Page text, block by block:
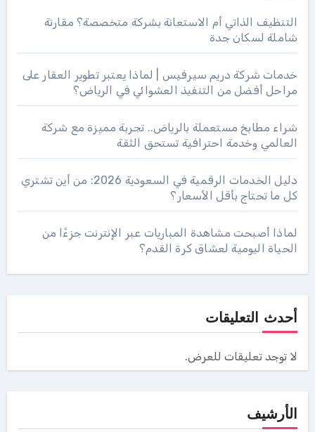
التنظيف الذاتي أم الاستعانة بشركة متخصصة؟ مقارنة
شاملة لسكان جدة
خدمات شركة دريم سيرفيس | لماذا يعتبر تطوير العقار على
مراحل أفضل من التنفيذ العشوائي في الرياض؟
شراء مطابخ مستعملة بالرياض.. تجربة مميزة مع شركة
العالمي وخدمة احترافية تستحق الثقة
دليل الخدمات الرقمية في السعودية 2026: من أين تشتري
كل ما تحتاج بأقل الأسعار؟
لماذا أصبحت مشاهدة المباريات عبر الإنترنت جزءًا من
الحياة اليومية لعشاق كرة القدم؟
أحدث التعليقات
لا توجد تعليقات للعرض.
الأرشيف